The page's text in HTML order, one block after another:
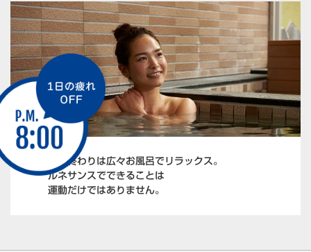
仕事終わりは広々お風呂でリラックス。
ルネサンスでできることは
運動だけではありません。